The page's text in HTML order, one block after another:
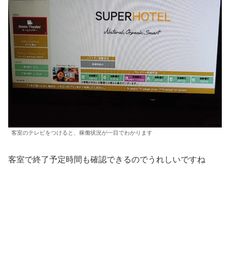
客室のテレビをつけると、稼働状況が一目でわかります
客室で終了予定時間も確認できるのでうれしいですね